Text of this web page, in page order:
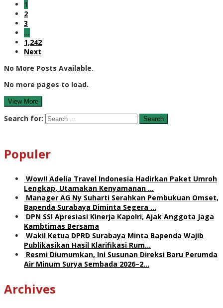
1
2
3
…
1,242
Next
No More Posts Available.
No more pages to load.
View More
Search for:
Populer
Wow!! Adelia Travel Indonesia Hadirkan Paket Umroh
Lengkap, Utamakan Kenyamanan …
Manager AG Ny Suharti Serahkan Pembukuan Omset,
Bapenda Surabaya Diminta Segera …
DPN SSI Apresiasi Kinerja Kapolri, Ajak Anggota Jaga
Kambtimas Bersama
Wakil Ketua DPRD Surabaya Minta Bapenda Wajib
Publikasikan Hasil Klarifikasi Rum…
Resmi Diumumkan, Ini Susunan Direksi Baru Perumda
Air Minum Surya Sembada 2026–2…
Archives